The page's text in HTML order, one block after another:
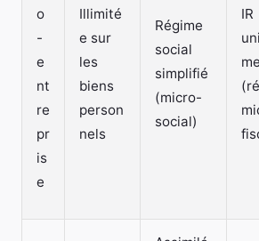
o
-
e
nt
re
pr
is
e
Illimité
e sur
les
biens
person
nels
Régime
social
simplifié
(micro-
social)
IR